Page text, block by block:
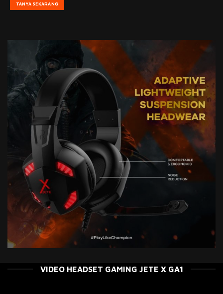
TANYA SEKARANG
VIDEO HEADSET GAMING JETE X GA1